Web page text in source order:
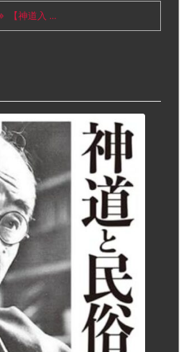
【神道入 ...